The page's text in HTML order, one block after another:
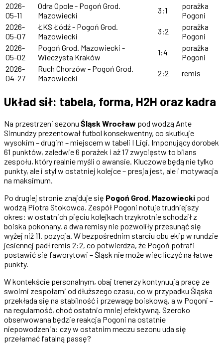
2026-
05-11
Odra Opole - Pogoń Grod.
Mazowiecki
3:1
porażka
Pogoni
2026-
05-07
ŁKS Łódź - Pogoń Grod.
Mazowiecki
3:2
porażka
Pogoni
2026-
05-02
Pogoń Grod. Mazowiecki -
Wieczysta Kraków
1:4
porażka
Pogoni
2026-
04-27
Ruch Chorzów - Pogoń Grod.
Mazowiecki
2:2 remis
Układ sił: tabela, forma, H2H oraz kadra
Na przestrzeni sezonu Śląsk Wrocław pod wodzą Ante
Simundzy prezentował futbol konsekwentny, co skutkuje
wysokim – drugim – miejscem w tabeli I Ligi. Imponujący dorobek
61 punktów, zaledwie 6 porażek i aż 17 zwycięstw to bilans
zespołu, który realnie myśli o awansie. Kluczowe będą nie tylko
punkty, ale i styl w ostatniej kolejce – presja jest, ale i motywacja
na maksimum.
Po drugiej stronie znajduje się Pogoń Grod. Mazowiecki pod
wodzą Piotra Stokowca. Zespół Pogoni notuje trudniejszy
okres: w ostatnich pięciu kolejkach trzykrotnie schodził z
boiska pokonany, a dwa remisy nie pozwoliły przesunąć się
wyżej niż 11. pozycja. W bezpośrednim starciu obu ekip w rundzie
jesiennej padł remis 2:2, co potwierdza, że Pogoń potrafi
postawić się faworytowi – Śląsk nie może więc liczyć na łatwe
punkty.
W kontekście personalnym, obaj trenerzy kontynuują pracę ze
swoimi zespołami od dłuższego czasu, co w przypadku Śląska
przekłada się na stabilność i przewagę boiskową, a w Pogoni –
na regularność, choć ostatnio mniej efektywną. Szeroko
obserwowana będzie reakcja Pogoni na ostatnie
niepowodzenia: czy w ostatnim meczu sezonu uda się
przełamać fatalną passę?